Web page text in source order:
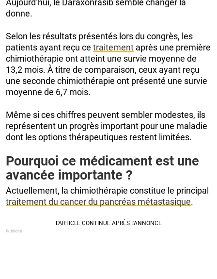
Aujourd’hui, le Daraxonrasib semble changer la
donne.
Selon les résultats présentés lors du congrès, les
patients ayant reçu ce traitement après une première
chimiothérapie ont atteint une survie moyenne de
13,2 mois. À titre de comparaison, ceux ayant reçu
une seconde chimiothérapie ont présenté une survie
moyenne de 6,7 mois.
Même si ces chiffres peuvent sembler modestes, ils
représentent un progrès important pour une maladie
dont les options thérapeutiques restent limitées.
Pourquoi ce médicament est une
avancée importante ?
Actuellement, la chimiothérapie constitue le principal
traitement du cancer du pancréas métastasique.